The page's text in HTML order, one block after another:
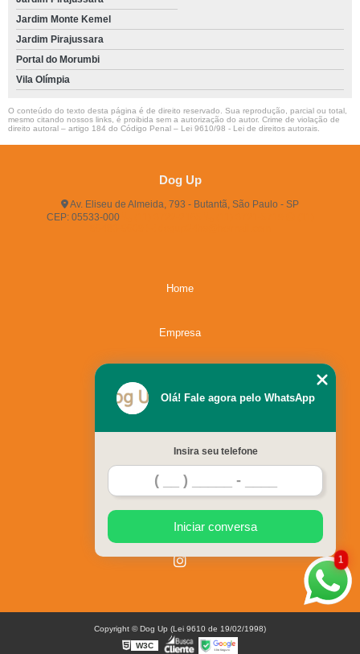
Jardim Monte Kemel
Jardim Pirajussara
Portal do Morumbi
Vila Olímpia
O conteúdo do texto desta página é de direito reservado. Sua reprodução, parcial ou total,
mesmo citando nossos links, é proibida sem a autorização do autor. Crime de violação de
direito autoral – artigo 184 do Código Penal – Lei 9610/98 - Lei de direitos autorais.
Dog Up
Av. Eliseu de Almeida, 793 - Butantã, São Paulo - SP
CEP: 05533-000
Home
Empresa
Contato
Mapa do site
1
Olá! Fale agora pelo WhatsApp
Insira seu telefone
Iniciar conversa
Copyright © Dog Up (Lei 9610 de 19/02/1998)
W3C